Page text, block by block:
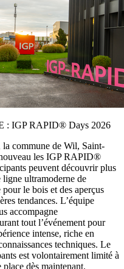
: IGP RAPID® Days 2026
la commune de Wil, Saint-
les IGP RAPID®
peuvent découvrir plus
ligne ultramoderne de
le bois et des aperçus
tendances. L’équipe
accompagne
tout l’événement pour
intense, riche en
techniques. Le
est volontairement limité à
dès maintenant.